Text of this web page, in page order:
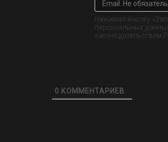
Нажимая кнопку
персональных
законодательством
0 КОММЕНТАРИЕВ